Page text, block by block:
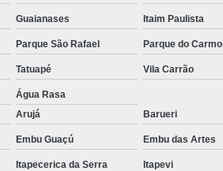
Guaianases Itaim Paulista
Parque São Rafael Parque do Carmo
Tatuapé Vila Carrão
Água Rasa
Arujá Barueri
Embu Guaçú Embu das Artes
Itapecerica da Serra Itapevi